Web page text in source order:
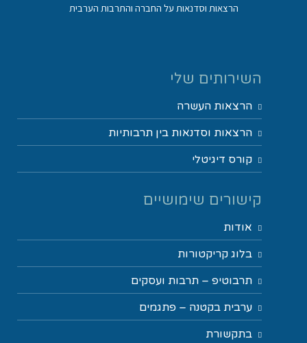
הרצאות וסדנאות על החברה והתרבות הערבית
השירותים שלי
הרצאות העשרה
הרצאות וסדנאות בין תרבותיות
קורס דיגיטלי
קישורים שימושיים
אודות
בלוג קריקטורות
תרבוטיפ – תרבות ועסקים
ערבית בקטנה – פתגמים
בתקשורת